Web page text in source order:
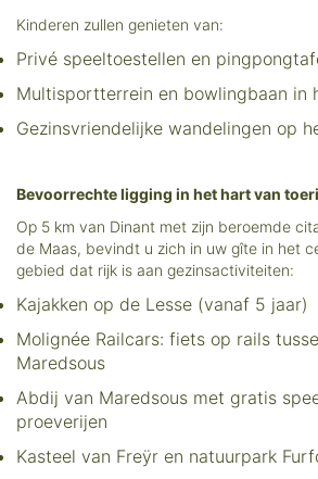
Kinderen zullen genieten van:
Privé speeltoestellen en
Multisportterrein en bowlingbaan in
Gezinsvriendelijke wandelingen op
Bevoorrechte ligging in het hart van
Op 5 km van Dinant met zijn beroemde
de Maas, bevindt u zich in uw gîte in het
gebied dat rijk is aan gezinsactiviteiten:
Kajakken op de Lesse (vanaf 5 jaar)
Molignée Railcars: fiets op rails
Maredsous
Abdij van Maredsous met gratis
proeverijen
Kasteel van Freÿr en natuurpark